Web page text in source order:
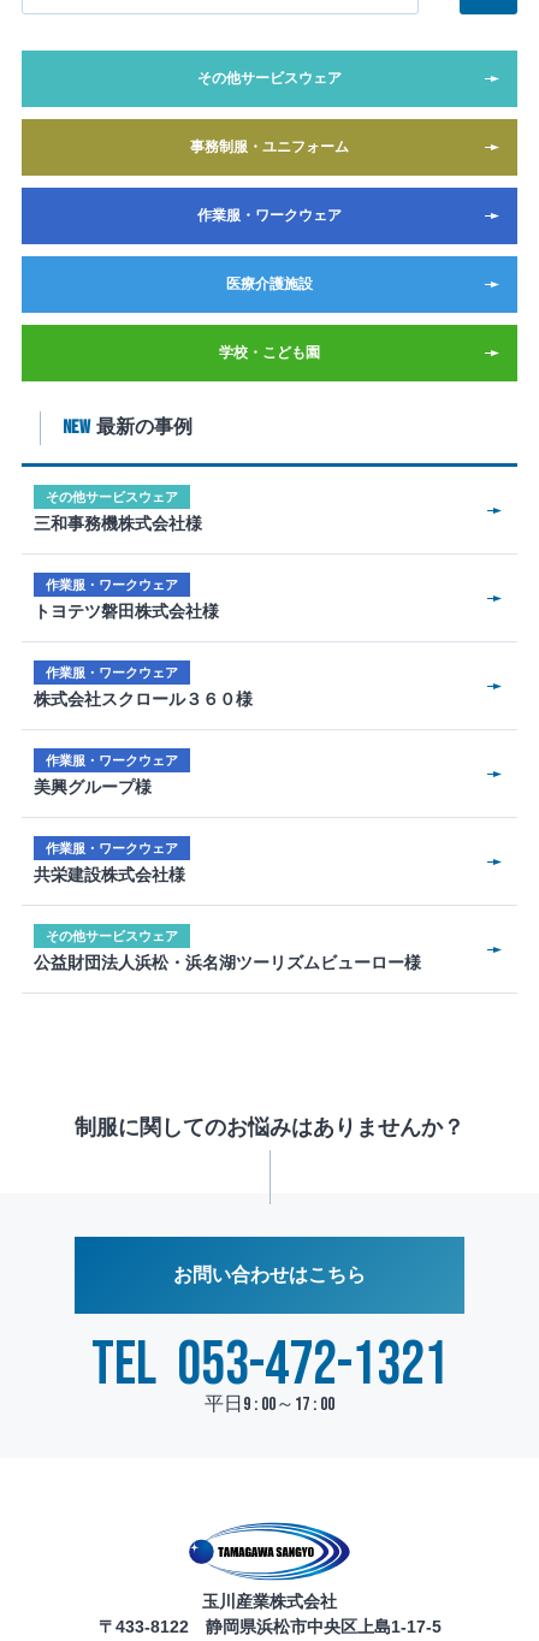
その他サービスウェア
事務制服・ユニフォーム
作業服・ワークウェア
医療介護施設
学校・こども園
NEW 最新の事例
その他サービスウェア
三和事務機株式会社様
作業服・ワークウェア
トヨテツ磐田株式会社様
作業服・ワークウェア
株式会社スクロール３６０様
作業服・ワークウェア
美興グループ様
作業服・ワークウェア
共栄建設株式会社様
その他サービスウェア
公益財団法人浜松・浜名湖ツーリズムビューロー様
制服に関してのお悩みはありませんか？
お問い合わせはこちら
TEL 053-472-1321
平日9 : 00～17 : 00
玉川産業株式会社
〒433-8122 静岡県浜松市中央区上島1-17-5